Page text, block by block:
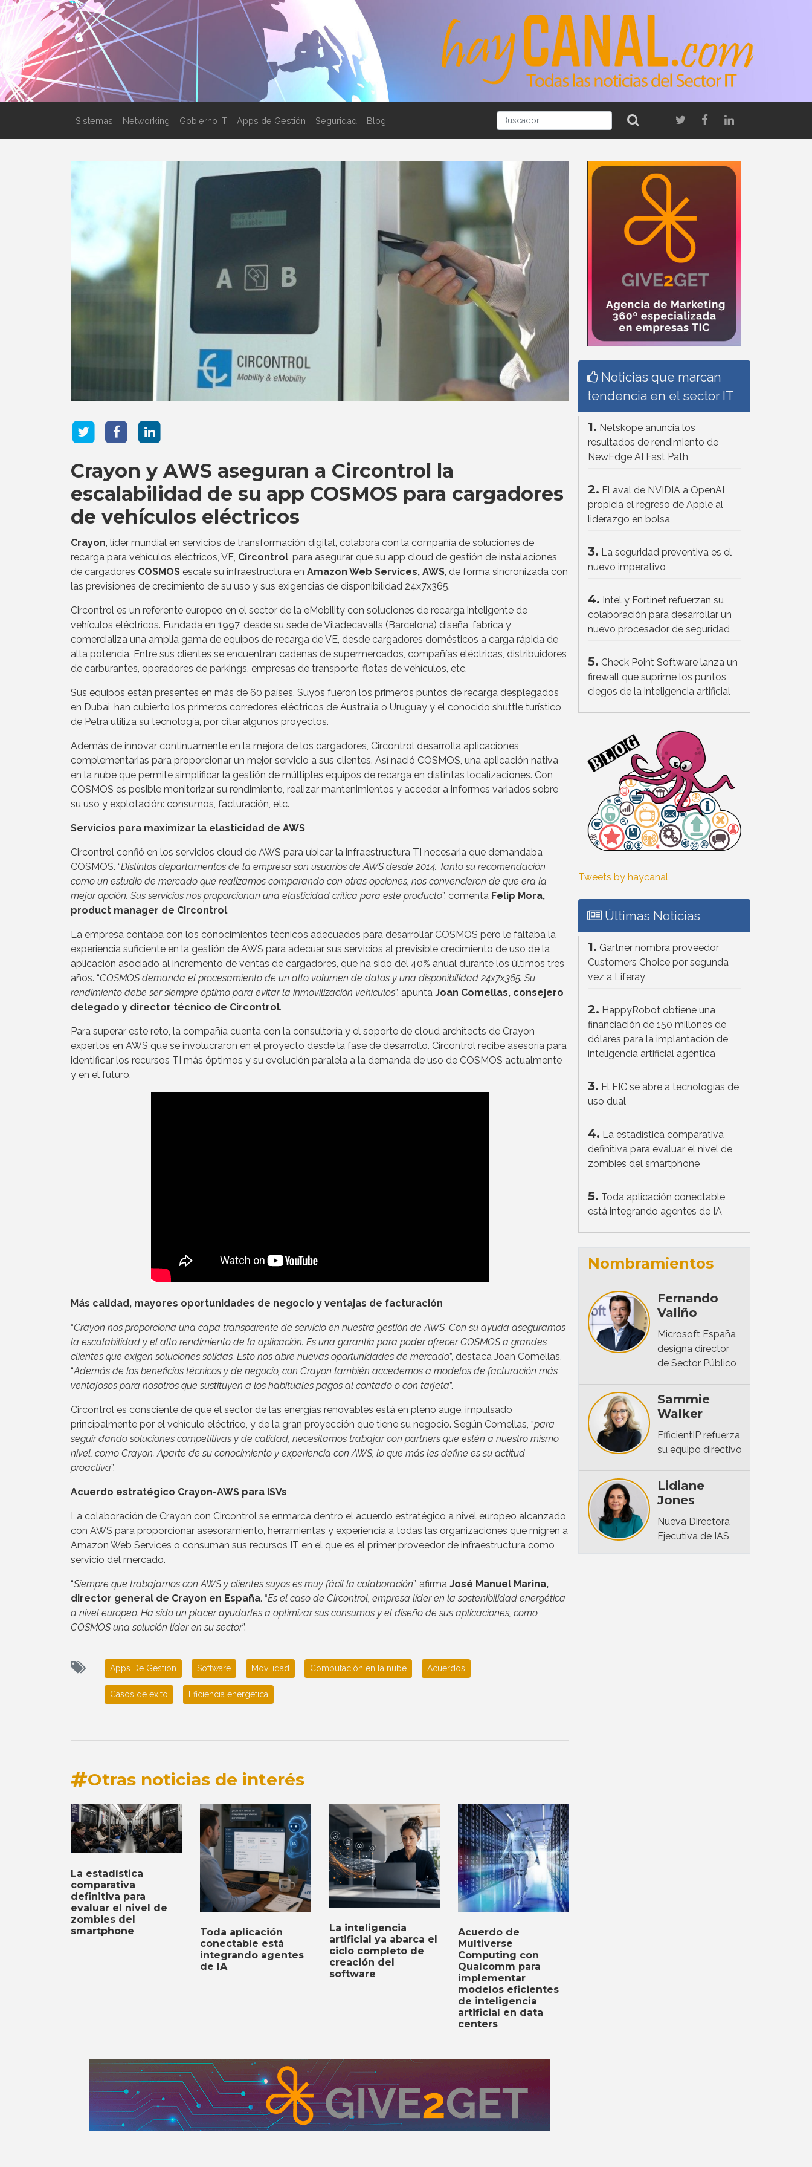
Sistemas Networking Gobierno IT Apps de Gestión Seguridad Blog
Crayon y AWS aseguran a Circontrol la
escalabilidad de su app COSMOS para cargadores
de vehículos eléctricos
Crayon, líder mundial en servicios de transformación digital, colabora con la compañía de soluciones de
recarga para vehículos eléctricos, VE, Circontrol, para asegurar que su app cloud de gestión de instalaciones
de cargadores COSMOS escale su infraestructura en Amazon Web Services, AWS, de forma sincronizada con
las previsiones de crecimiento de su uso y sus exigencias de disponibilidad 24x7x365.
Circontrol es un referente europeo en el sector de la eMobility con soluciones de recarga inteligente de
vehículos eléctricos. Fundada en 1997, desde su sede de Viladecavalls (Barcelona) diseña, fabrica y
comercializa una amplia gama de equipos de recarga de VE, desde cargadores domésticos a carga rápida de
alta potencia. Entre sus clientes se encuentran cadenas de supermercados, compañías eléctricas, distribuidores
de carburantes, operadores de parkings, empresas de transporte, flotas de vehículos, etc.
Sus equipos están presentes en más de 60 países. Suyos fueron los primeros puntos de recarga desplegados
en Dubai, han cubierto los primeros corredores eléctricos de Australia o Uruguay y el conocido shuttle turístico
de Petra utiliza su tecnología, por citar algunos proyectos.
Además de innovar continuamente en la mejora de los cargadores, Circontrol desarrolla aplicaciones
complementarias para proporcionar un mejor servicio a sus clientes. Así nació COSMOS, una aplicación nativa
en la nube que permite simplificar la gestión de múltiples equipos de recarga en distintas localizaciones. Con
COSMOS es posible monitorizar su rendimiento, realizar mantenimientos y acceder a informes variados sobre
su uso y explotación: consumos, facturación, etc.
Servicios para maximizar la elasticidad de AWS
Circontrol confió en los servicios cloud de AWS para ubicar la infraestructura TI necesaria que demandaba
COSMOS. “Distintos departamentos de la empresa son usuarios de AWS desde 2014. Tanto su recomendación
como un estudio de mercado que realizamos comparando con otras opciones, nos convencieron de que era la
mejor opción. Sus servicios nos proporcionan una elasticidad crítica para este producto”, comenta Felip Mora,
product manager de Circontrol.
La empresa contaba con los conocimientos técnicos adecuados para desarrollar COSMOS pero le faltaba la
experiencia suficiente en la gestión de AWS para adecuar sus servicios al previsible crecimiento de uso de la
aplicación asociado al incremento de ventas de cargadores, que ha sido del 40% anual durante los últimos tres
años. “COSMOS demanda el procesamiento de un alto volumen de datos y una disponibilidad 24x7x365. Su
rendimiento debe ser siempre óptimo para evitar la inmovilización vehículos”, apunta Joan Comellas, consejero
delegado y director técnico de Circontrol.
Para superar este reto, la compañía cuenta con la consultoría y el soporte de cloud architects de Crayon
expertos en AWS que se involucraron en el proyecto desde la fase de desarrollo. Circontrol recibe asesoría para
identificar los recursos TI más óptimos y su evolución paralela a la demanda de uso de COSMOS actualmente
y en el futuro.
Más calidad, mayores oportunidades de negocio y ventajas de facturación
“Crayon nos proporciona una capa transparente de servicio en nuestra gestión de AWS. Con su ayuda aseguramos
la escalabilidad y el alto rendimiento de la aplicación. Es una garantía para poder ofrecer COSMOS a grandes
clientes que exigen soluciones sólidas. Esto nos abre nuevas oportunidades de mercado”, destaca Joan Comellas.
“Además de los beneficios técnicos y de negocio, con Crayon también accedemos a modelos de facturación más
ventajosos para nosotros que sustituyen a los habituales pagos al contado o con tarjeta”.
Circontrol es consciente de que el sector de las energías renovables está en pleno auge, impulsado
principalmente por el vehículo eléctrico, y de la gran proyección que tiene su negocio. Según Comellas, “para
seguir dando soluciones competitivas y de calidad, necesitamos trabajar con partners que estén a nuestro mismo
nivel, como Crayon. Aparte de su conocimiento y experiencia con AWS, lo que más les define es su actitud
proactiva”.
Acuerdo estratégico Crayon-AWS para ISVs
La colaboración de Crayon con Circontrol se enmarca dentro el acuerdo estratégico a nivel europeo alcanzado
con AWS para proporcionar asesoramiento, herramientas y experiencia a todas las organizaciones que migren a
Amazon Web Services o consuman sus recursos IT en el que es el primer proveedor de infraestructura como
servicio del mercado.
“Siempre que trabajamos con AWS y clientes suyos es muy fácil la colaboración”, afirma José Manuel Marina,
director general de Crayon en España. “Es el caso de Circontrol, empresa líder en la sostenibilidad energética
a nivel europeo. Ha sido un placer ayudarles a optimizar sus consumos y el diseño de sus aplicaciones, como
COSMOS una solución líder en su sector”.
Apps De Gestión Software Movilidad Computación en la nube Acuerdos
Casos de éxito Eficiencia energética
Otras noticias de interés
La estadística
comparativa
definitiva para
evaluar el nivel de
zombies del
smartphone
Toda aplicación
conectable está
integrando agentes
de IA
La inteligencia
artificial ya abarca el
ciclo completo de
creación del
software
Acuerdo de
Multiverse
Computing con
Qualcomm para
implementar
modelos eficientes
de inteligencia
artificial en data
centers
Noticias que marcan
tendencia en el sector IT
1. Netskope anuncia los
resultados de rendimiento de
NewEdge AI Fast Path
2. El aval de NVIDIA a OpenAI
propicia el regreso de Apple al
liderazgo en bolsa
3. La seguridad preventiva es el
nuevo imperativo
4. Intel y Fortinet refuerzan su
colaboración para desarrollar un
nuevo procesador de seguridad
5. Check Point Software lanza un
firewall que suprime los puntos
ciegos de la inteligencia artificial
Tweets by haycanal
Últimas Noticias
1. Gartner nombra proveedor
Customers Choice por segunda
vez a Liferay
2. HappyRobot obtiene una
financiación de 150 millones de
dólares para la implantación de
inteligencia artificial agéntica
3. El EIC se abre a tecnologías de
uso dual
4. La estadística comparativa
definitiva para evaluar el nivel de
zombies del smartphone
5. Toda aplicación conectable
está integrando agentes de IA
Nombramientos
Fernando
Valiño
Microsoft España
designa director
de Sector Público
Sammie
Walker
EfficientIP refuerza
su equipo directivo
Lidiane
Jones
Nueva Directora
Ejecutiva de IAS